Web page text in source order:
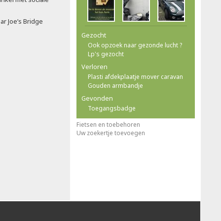
Joe’s Bridge
Gezocht
Ook opzoek naar gezonde lucht ?
Lp's gezocht
Verloren
Plasti afdekplaatje mover caravan
Gouden armbandje
Gevonden
Toegangsbadge
Fietsen en toebehoren
Uw zoekertje toevoegen